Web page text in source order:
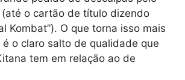
o cartão de título dizendo
Kombat”). O que torna isso mais
o claro salto de qualidade que
tem em relação ao de